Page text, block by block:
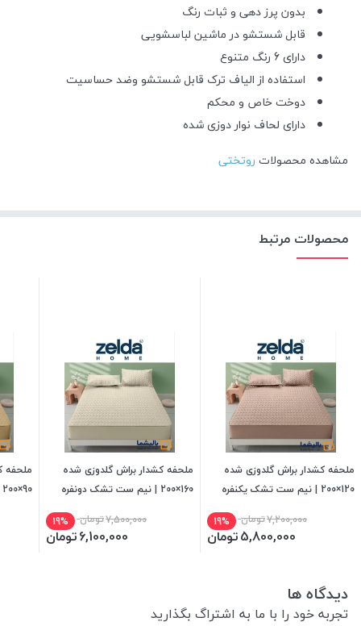
بدون پرز دهی و ثبات رنگ
قابل شستشو در ماشین لباسشویی
دارای 6 رنگ متنوع
استفاده از الیاف ترک قابل شستشو وضد حساسیت
دوخت خاص و محکم
دارای لحاف نوار دوزی شده
مشاهده محصولات روتختی
محصولات مرتبط
ملحفه کشدار براش گلدوزی شده
120×200 | نیم ست تشک یکنفره
7,200,000تومان 19%
5,800,000تومان
ملحفه کشدار براش گلدوزی شده
160×200 | نیم ست تشک دونفره
7,500,000تومان 19%
6,100,000تومان
ملحفه
90×200 | نیم ست تشک یکنفره
دیدگاه ها
تجربه خود را با ما به اشتراگ بگذارید